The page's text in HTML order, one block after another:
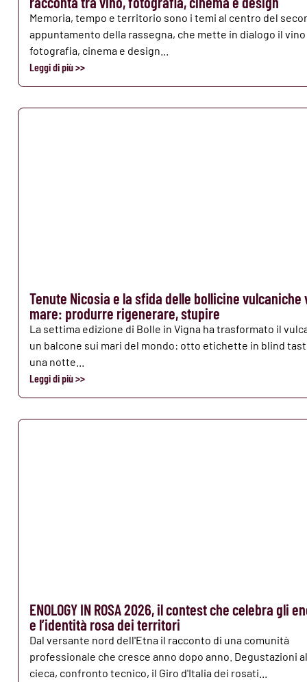
Memoria, tempo e territorio sono i temi al centro del
appuntamento della rassegna, che mette in dialogo il
fotografia, cinema e design...
Leggi di più >>
Tenute Nicosia e la sfida delle bollicine vulcaniche
mare: produrre rigenerare, stupire
La settima edizione di Bolle in Vigna ha trasformato il
un balcone sui mari del mondo: otto etichette in blind
una notte...
Leggi di più >>
ENOLOGY IN ROSA 2026, il contest che celebra gli
e l’identità rosa dei territori
Dal versante nord dell'Etna il racconto di una comunità
professionale che cresce anno dopo anno. Degustazioni
cieca, confronto tecnico, il Giro d'Italia dei rosati...